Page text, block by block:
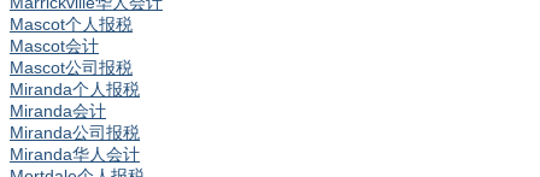
Mascot个人报税
Mascot会计
Mascot公司报税
Miranda个人报税
Miranda会计
Miranda公司报税
Miranda华人会计